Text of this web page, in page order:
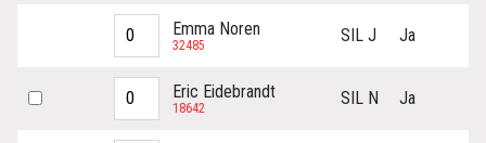
Emma Noren
32485 SIL J Ja
Eric Eidebrandt
18642 SIL N Ja